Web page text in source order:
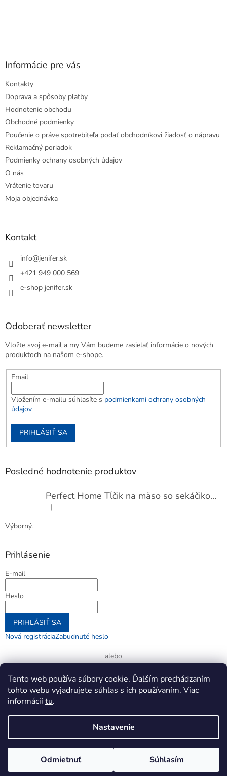
Tento web používa súbory cookie. Ďalším prechádzaním
tohto webu vyjadrujete súhlas s ich používaním. Viac
informáciítu.
Nastavenie
Odmietnuť Súhlasím
Informácie pre vás
Kontakty
Doprava a spôsoby platby
Hodnotenie obchodu
Obchodné podmienky
Poučenie o práve spotrebiteľa podať obchodníkovi žiadosť o nápravu
Reklamačný poriadok
Podmienky ochrany osobných údajov
O nás
Vrátenie tovaru
Moja objednávka
Kontakt
info@jenifer.sk
+421 949 000 569
e-shop jenifer.sk
Odoberať newsletter
Vložte svoj e-mail a my Vám budeme zasielať informácie o nových
produktoch na našom e-shope.
Email
Vložením e-mailu súhlasíte s podmienkami ochrany osobných
údajov
PRIHLÁSIŤ SA
Posledné hodnotenie produktov
Perfect Home Tĺčik na mäso so sekáčikom, 56893
Hodnotenie produktu je 5 z 5 hviezdičiek.
|
Výborný.
Prihlásenie
E-mail
Heslo
PRIHLÁSIŤ SA
Nová registráciaZabudnuté heslo
alebo
Prihlásiť sa cez Google
. Všetky práva vyhradené.